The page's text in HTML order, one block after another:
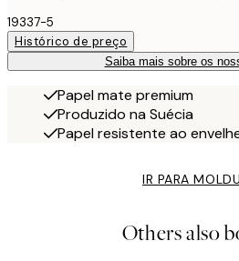
19337-5
Histórico de preço
Saiba mais sobre os
Papel mate premium
Produzido na Suécia
Papel resistente ao
IR PARA
Others also